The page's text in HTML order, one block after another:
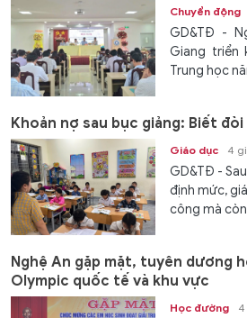
Chuyển động
GD&TĐ -
Giang triển
Trung học
Khoản nợ sau bục giảng: Biết đòi
Giáo dục 4
GD&TĐ -
định mức,
công mà
Nghệ An gặp mặt, tuyên dương
Olympic quốc tế và khu vực
Học đường